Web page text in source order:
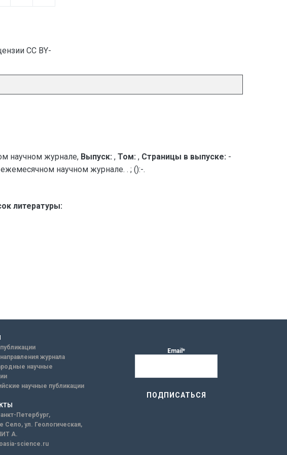
CC BY-
научном журнале, Выпуск: , Том: , Страницы в выпуске: -
научном журнале. . ; ():-.
литературы:
журнала
научные
научные публикации
Петербург,
Село, ул. Геологическая,
А.
science.ru
Email*